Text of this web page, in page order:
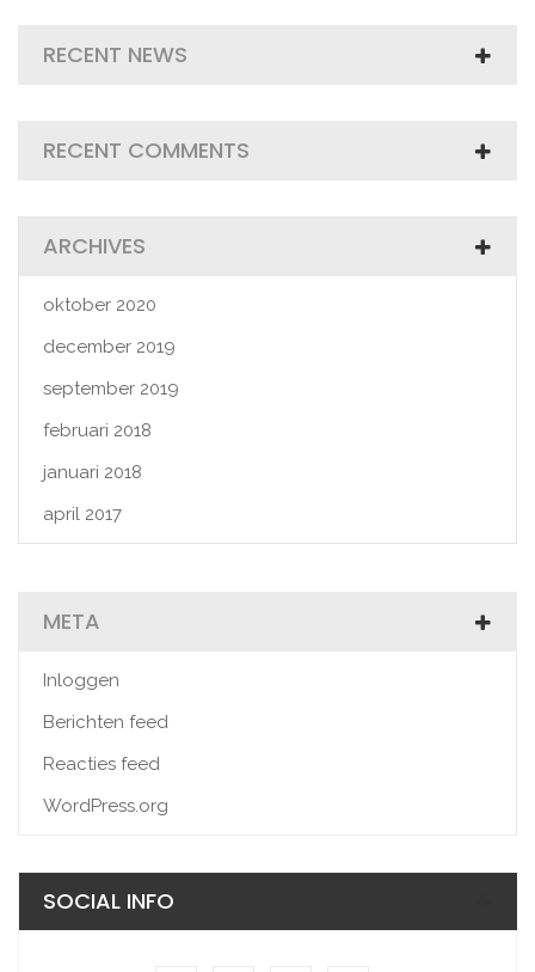
RECENT NEWS
RECENT COMMENTS
ARCHIVES
oktober 2020
december 2019
september 2019
februari 2018
januari 2018
april 2017
META
Inloggen
Berichten feed
Reacties feed
WordPress.org
SOCIAL INFO